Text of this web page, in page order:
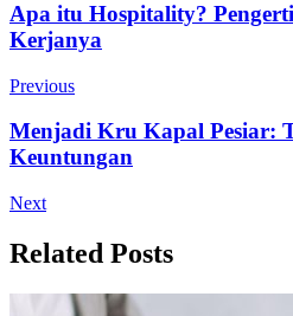
Apa itu Hospitality?
Kerjanya
Previous
Menjadi Kru Kapal Pesiar:
Keuntungan
Next
Related Posts